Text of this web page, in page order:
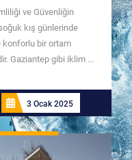
ve Güvenliğin
kış günlerinde
konforlu bir ortam
Gaziantep gibi iklim ...
3 Ocak 2025